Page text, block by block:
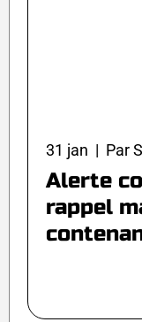
31 jan | Par
Alerte
rappel